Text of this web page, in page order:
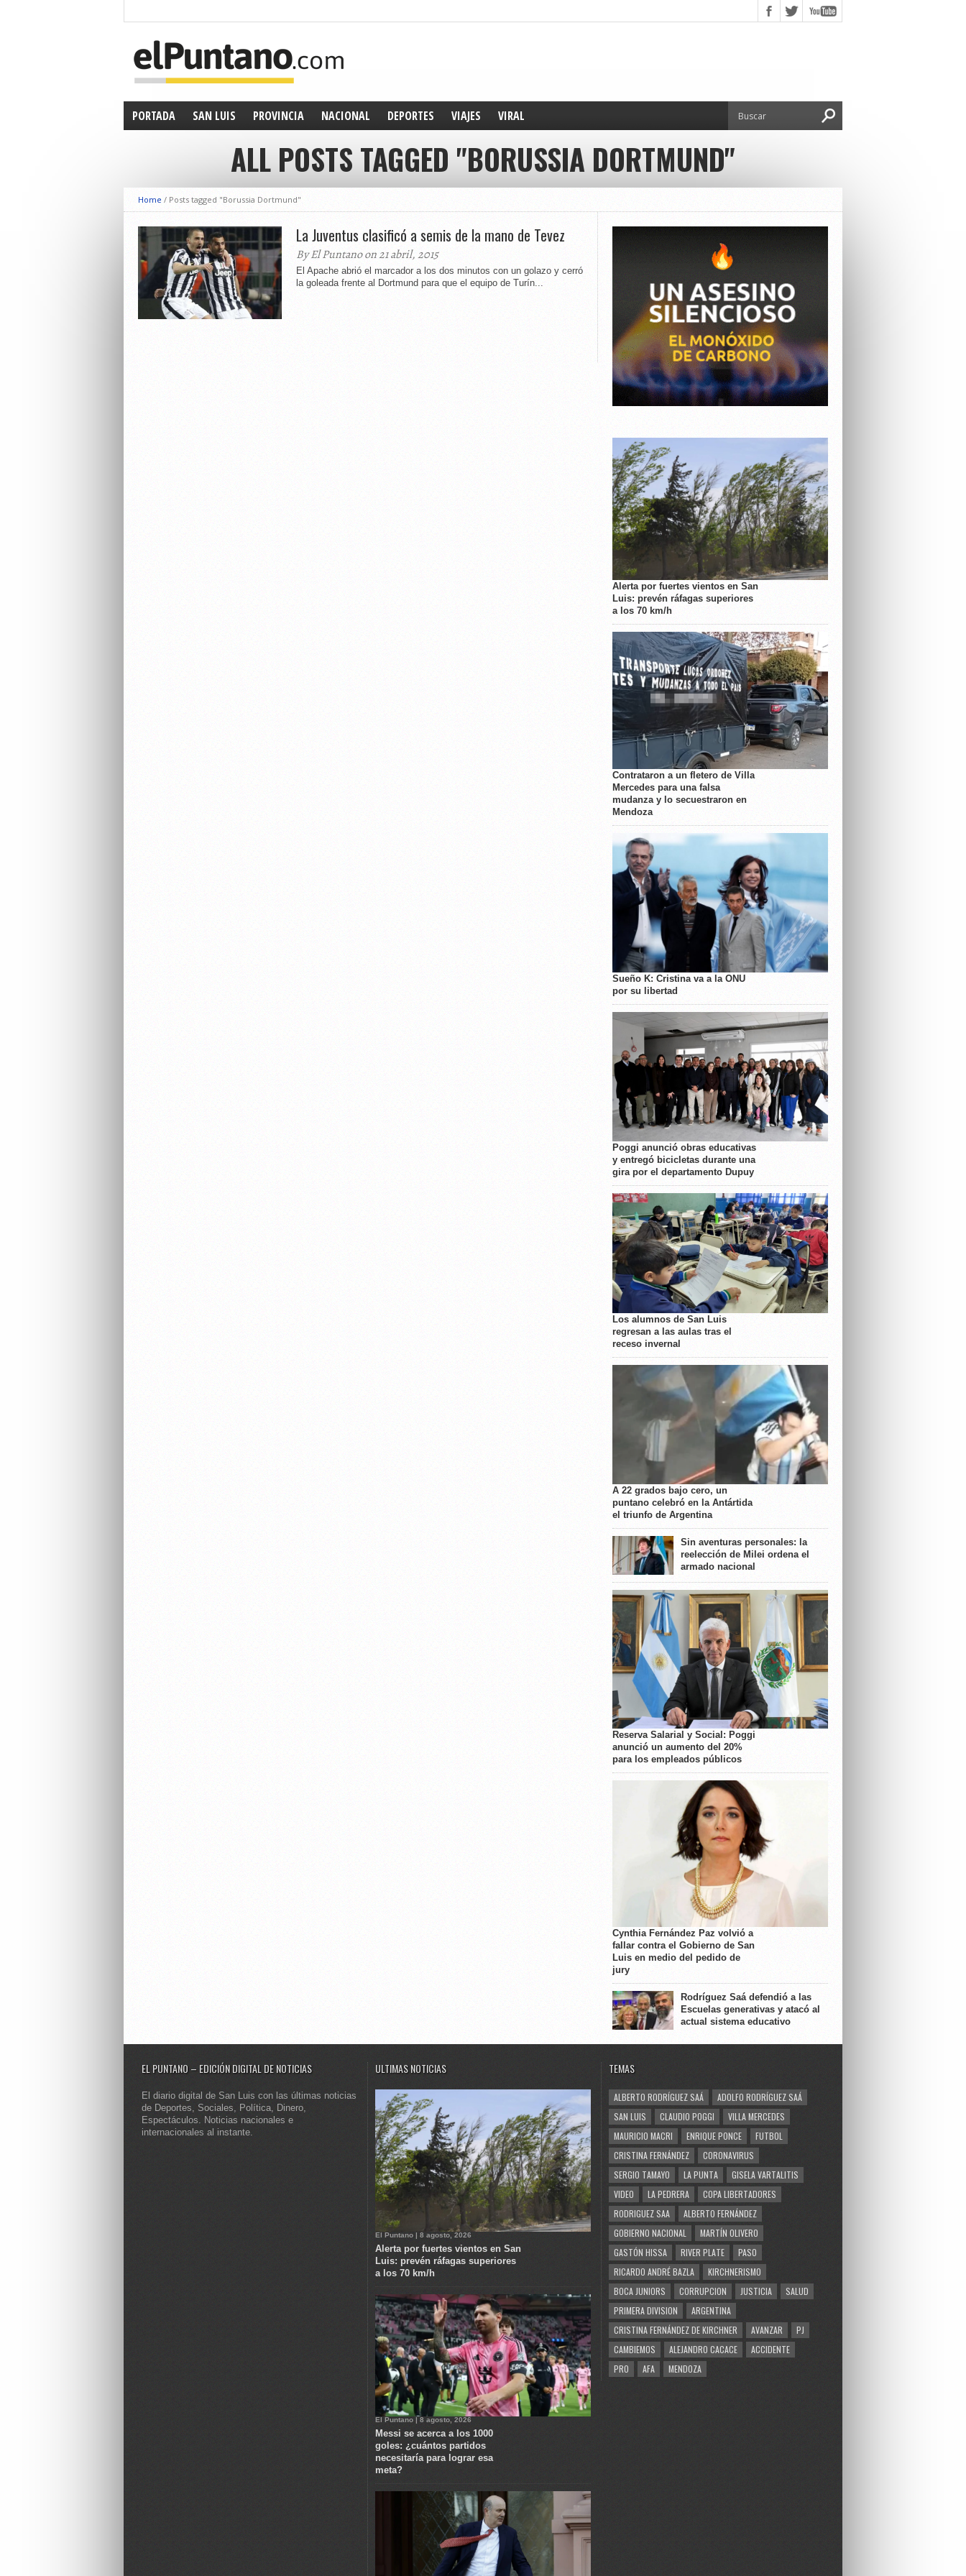
PORTADA SAN LUIS PROVINCIA NACIONAL DEPORTES VIAJES VIRAL
ALL POSTS TAGGED "BORUSSIA DORTMUND"
Home / Posts tagged "Borussia Dortmund"
La Juventus clasificó a semis de la mano de Tevez
By El Puntano on 21 abril, 2015
El Apache abrió el marcador a los dos minutos con un golazo y cerró
la goleada frente al Dortmund para que el equipo de Turín...
Alerta por fuertes vientos en San
Luis: prevén ráfagas superiores
a los 70 km/h
Contrataron a un fletero de Villa
Mercedes para una falsa
mudanza y lo secuestraron en
Mendoza
Sueño K: Cristina va a la ONU
por su libertad
Poggi anunció obras educativas
y entregó bicicletas durante una
gira por el departamento Dupuy
Los alumnos de San Luis
regresan a las aulas tras el
receso invernal
A 22 grados bajo cero, un
puntano celebró en la Antártida
el triunfo de Argentina
Sin aventuras personales: la
reelección de Milei ordena el
armado nacional
Reserva Salarial y Social: Poggi
anunció un aumento del 20%
para los empleados públicos
Cynthia Fernández Paz volvió a
fallar contra el Gobierno de San
Luis en medio del pedido de
jury
Rodríguez Saá defendió a las
Escuelas generativas y atacó al
actual sistema educativo
EL PUNTANO – EDICIÓN DIGITAL DE NOTICIAS
El diario digital de San Luis con las últimas noticias
de Deportes, Sociales, Política, Dinero,
Espectáculos. Noticias nacionales e
internacionales al instante.
ULTIMAS NOTICIAS
El Puntano | 8 agosto, 2026
Alerta por fuertes vientos en San
Luis: prevén ráfagas superiores
a los 70 km/h
El Puntano | 8 agosto, 2026
Messi se acerca a los 1000
goles: ¿cuántos partidos
necesitaría para lograr esa
meta?
TEMAS
ALBERTO RODRÍGUEZ SAÁ
ADOLFO RODRÍGUEZ SAÁ
SAN LUIS
CLAUDIO POGGI
VILLA MERCEDES
MAURICIO MACRI
ENRIQUE PONCE
FUTBOL
CRISTINA FERNÁNDEZ
CORONAVIRUS
SERGIO TAMAYO
LA PUNTA
GISELA VARTALITIS
VIDEO
LA PEDRERA
COPA LIBERTADORES
RODRIGUEZ SAA
ALBERTO FERNÁNDEZ
GOBIERNO NACIONAL
MARTÍN OLIVERO
GASTÓN HISSA
RIVER PLATE
PASO
RICARDO ANDRÉ BAZLA
KIRCHNERISMO
BOCA JUNIORS
CORRUPCION JUSTICIA
SALUD
PRIMERA DIVISION
ARGENTINA
CRISTINA FERNÁNDEZ DE KIRCHNER
AVANZAR
PJ
CAMBIEMOS
ALEJANDRO CACACE
ACCIDENTE
PRO
AFA MENDOZA